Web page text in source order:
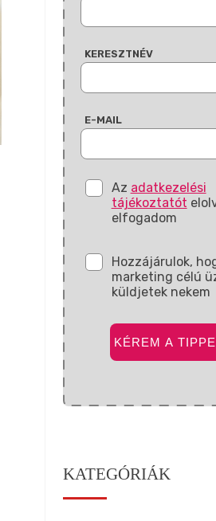
KERESZTNÉV
E-MAIL
Az adatkezelési
tájékoztatót
elfogadom
Hozzájárulok,
marketing célú
küldjetek nekem
KÉREM A
KATEGÓRIÁK